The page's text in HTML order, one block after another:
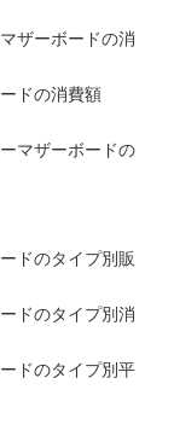
ザーボードの消
ドの消費額
マザーボードの
ドのタイプ別販
ドのタイプ別消
ドのタイプ別平